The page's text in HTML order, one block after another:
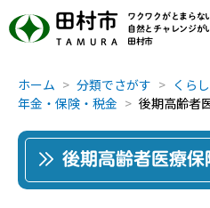
田村市
TAMURA
ワクワクがとまらな
自然とチャレンジが
田村市
ホーム 分類でさがす
くら
年金・保険・税金
後期高齢者
後期高齢者医療保